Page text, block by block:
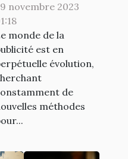
matière de
ballons
publicitaires
hélium
novembre 2023
monde de la
est en
évolution,
de
méthodes